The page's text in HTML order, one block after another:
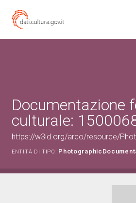
Documentazione
culturale:
https://w3id.org/arco/resource/
ENTITÀ DI TIPO: